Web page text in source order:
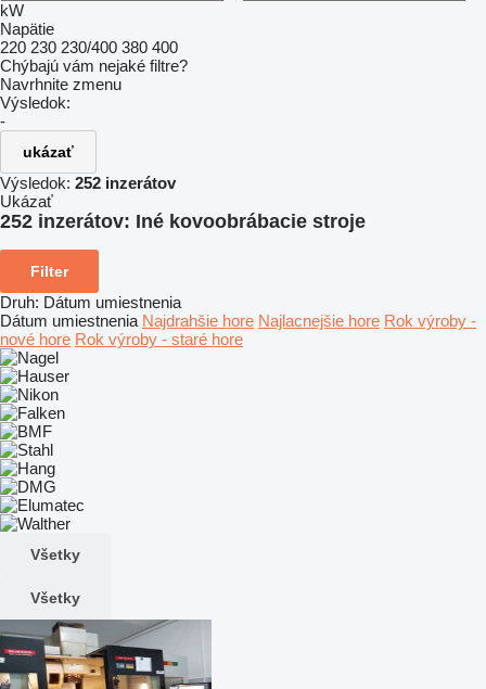
kW
Napätie
220 230 230/400 380 400
Chýbajú vám nejaké filtre?
Navrhnite zmenu
Výsledok:
-
ukázať
Výsledok: 252 inzerátov
Ukázať
252 inzerátov: Iné kovoobrábacie stroje
Filter
Druh: Dátum umiestnenia
Dátum umiestnenia Najdrahšie hore Najlacnejšie hore Rok výroby -
nové hore Rok výroby - staré hore
Všetky
Všetky